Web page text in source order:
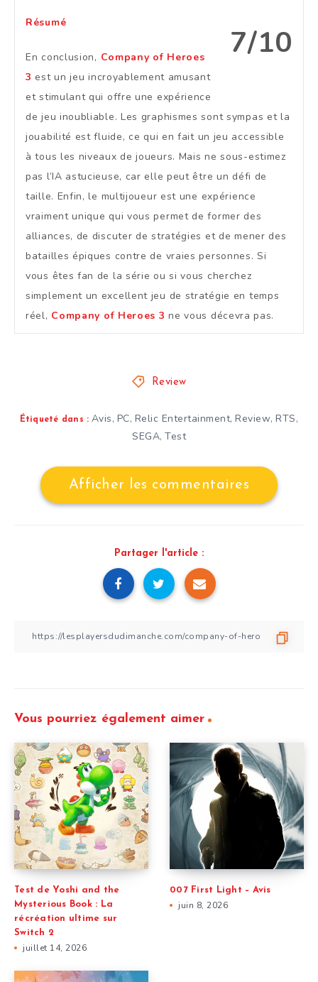
7/10
Résumé
En conclusion, Company of Heroes
3 est un jeu incroyablement amusant
et stimulant qui offre une expérience
de jeu inoubliable. Les graphismes sont sympas et la
jouabilité est fluide, ce qui en fait un jeu accessible
à tous les niveaux de joueurs. Mais ne sous-estimez
pas l’IA astucieuse, car elle peut être un défi de
taille. Enfin, le multijoueur est une expérience
vraiment unique qui vous permet de former des
alliances, de discuter de stratégies et de mener des
batailles épiques contre de vraies personnes. Si
vous êtes fan de la série ou si vous cherchez
simplement un excellent jeu de stratégie en temps
réel, Company of Heroes 3 ne vous décevra pas.
Review
Étiqueté dans : Avis, PC, Relic Entertainment,Review,RTS,
SEGA, Test
Afficher les commentaires
Partager l'article :
Vous pourriez également aimer
Test de Yoshi and the
Mysterious Book : La
récréation ultime sur
Switch 2
juillet 14, 2026
007 First Light – Avis
juin 8, 2026